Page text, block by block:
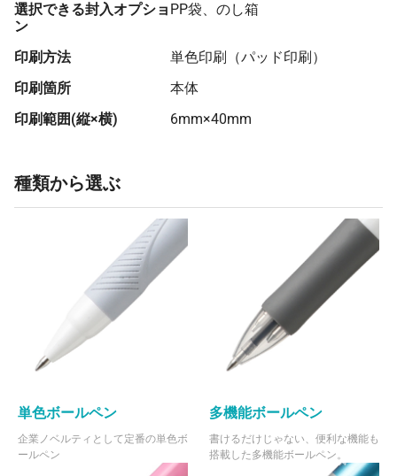
選択できる封入オプショ
ン
PP袋、のし箱
印刷方法
単色印刷（パッド印刷）
印刷箇所
本体
印刷範囲(縦×横)
6mm×40mm
種類から選ぶ
単色ボールペン
企業ノベルティとして定番の単色ボ
ールペン
多機能ボールペン
書けるだけじゃない、便利な機能も
搭載した多機能ボールペン。